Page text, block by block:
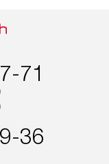
71
36